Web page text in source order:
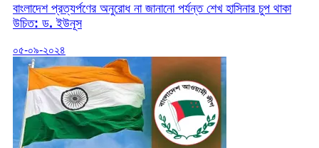
বাংলাদেশ প্রত্যর্পণের অনুরোধ না জানানো পর্যন্ত শেখ হাসিনার চুপ থাকা
উচিত: ড. ইউনূস
০৫-০৯-২০২৪